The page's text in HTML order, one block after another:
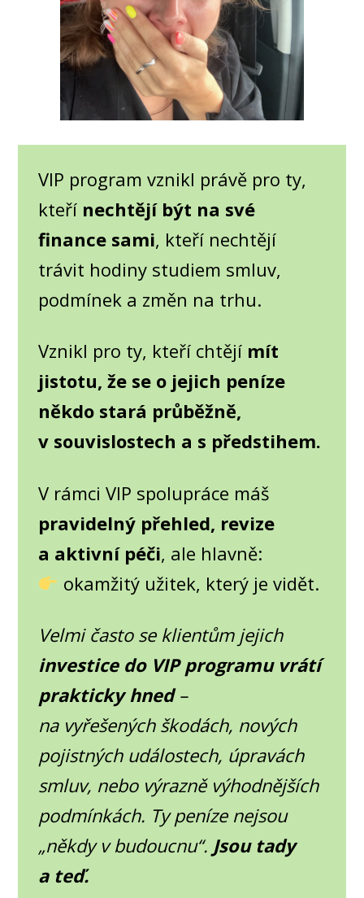
VIP program vznikl právě pro ty,
kteří nechtějí být na své
finance sami, kteří nechtějí
trávit hodiny studiem smluv,
podmínek a změn na trhu.
Vznikl pro ty, kteří chtějí mít
jistotu, že se o jejich peníze
někdo stará průběžně,
v souvislostech a s předstihem.
V rámci VIP spolupráce máš
pravidelný přehled, revize
a aktivní péči, ale hlavně:
okamžitý užitek, který je vidět.
Velmi často se klientům jejich
investice do VIP programu vrátí
prakticky hned–
na vyřešených škodách, nových
pojistných událostech, úpravách
smluv, nebo výrazně výhodnějších
podmínkách. Ty peníze nejsou
„někdy v budoucnu“. Jsou tady
a teď.